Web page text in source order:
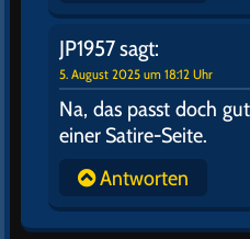
JP1957sagt:
5. August 2025 um 18:12 Uhr
Na, das passt doch
einer Satire-Seite.
Antworten